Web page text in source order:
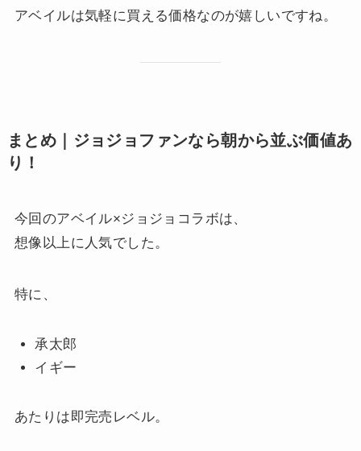
アベイルは気軽に買える価格なのが嬉しいですね。
まとめ｜ジョジョファンなら朝から並ぶ価値あ
り！
今回のアベイル×ジョジョコラボは、
想像以上に人気でした。
特に、
承太郎
イギー
あたりは即完売レベル。